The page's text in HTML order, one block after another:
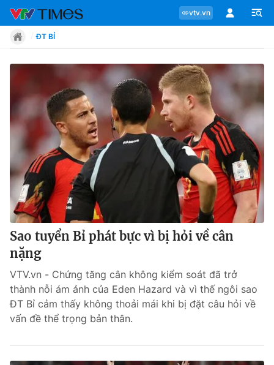
vtv.vn
Chuyên mục
Tin tức
Move
Phong cách
Chân dung
Bóng đá
ĐT BỈ
Sao tuyển Bỉ phát bực vì bị hỏi về cân
nặng
VTV.vn - Chứng tăng cân không kiểm soát đã trở
thành nỗi ám ảnh của Eden Hazard và vì thế ngôi sao
ĐT Bỉ cảm thấy không thoải mái khi bị đặt câu hỏi về
vấn đề thể trọng bản thân.